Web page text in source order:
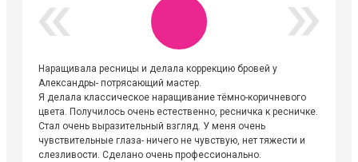
Наращивала ресницы и делала коррекцию бровей у
Александры- потрясающий мастер.
Я делала классическое наращивание тёмно-коричневого
цвета. Получилось очень естественно, ресничка к ресничке.
Стал очень выразительный взгляд. У меня очень
чувствительные глаза- ничего не чувствую, нет тяжести и
слезливости. Сделано очень профессионально.